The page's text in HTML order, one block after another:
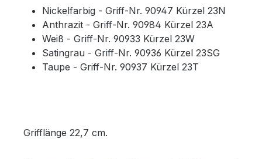
Nickelfarbig - Griff-Nr. 90947 Kürzel 23N
Anthrazit - Griff-Nr. 90984 Kürzel 23A
Weiß - Griff-Nr. 90933 Kürzel 23W
Satingrau - Griff-Nr. 90936 Kürzel 23SG
Taupe - Griff-Nr. 90937 Kürzel 23T
Grifflänge 22,7 cm.